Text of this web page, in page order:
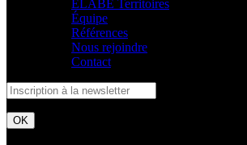
ELABE Territoires
Équipe
Références
Nous rejoindre
Contact